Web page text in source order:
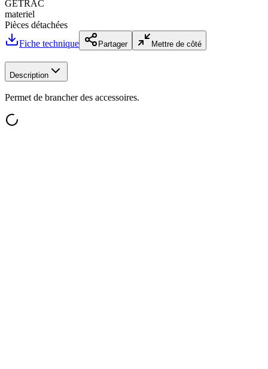
GETRAC
materiel
Pièces détachées
Fiche technique
Partager Mettre de côté
Description
Permet de brancher des accessoires.